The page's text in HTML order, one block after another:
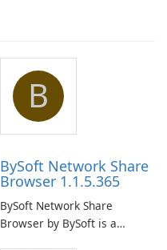
B
BySoft Network Share
Browser 1.1.5.365
BySoft Network Share
Browser by BySoft is a